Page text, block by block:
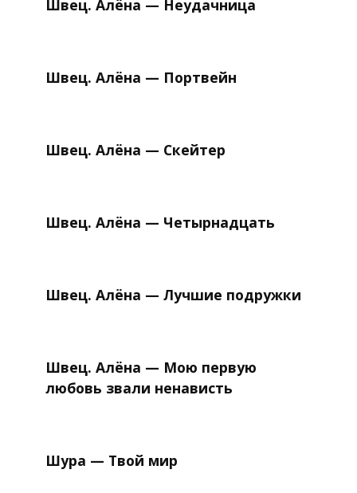
Швец. Алёна — Неудачница
Швец. Алёна — Портвейн
Швец. Алёна — Скейтер
Швец. Алёна — Четырнадцать
Швец. Алёна — Лучшие подружки
Швец. Алёна — Мою первую
любовь звали ненависть
Шура — Твой мир